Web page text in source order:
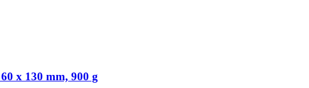
x 130 mm, 900 g